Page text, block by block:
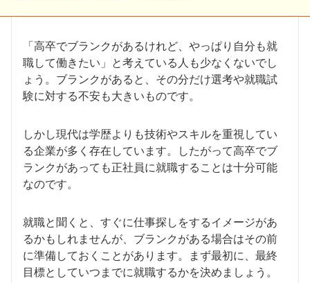
「高卒でブランクがあるけれど、やっぱり自分も就
職して働きたい」と考えている人も少なくないでし
ょう。ブランクがあると、その分だけ選考や就職試
験に対する不安も大きいものです。
しかし現代は学歴よりも技術やスキルを重視してい
る企業が多く存在しています。したがって高卒でブ
ランクがあっても正社員に就職することは十分可能
なのです。
就職と聞くと、すぐに仕事探しをするイメージがあ
るかもしれませんが、ブランクがある場合はその前
に準備しておくことがあります。まず最初に、最終
目標としていつまでに就職するかを決めましょう。